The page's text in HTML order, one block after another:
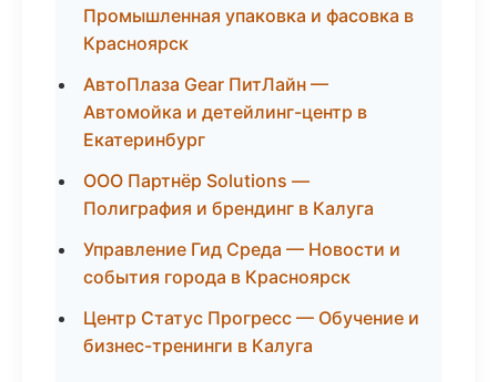
Промышленная упаковка и фасовка в
Красноярск
АвтоПлаза Gear ПитЛайн —
Автомойка и детейлинг-центр в
Екатеринбург
ООО Партнёр Solutions —
Полиграфия и брендинг в Калуга
Управление Гид Среда — Новости и
события города в Красноярск
Центр Статус Прогресс — Обучение и
бизнес-тренинги в Калуга